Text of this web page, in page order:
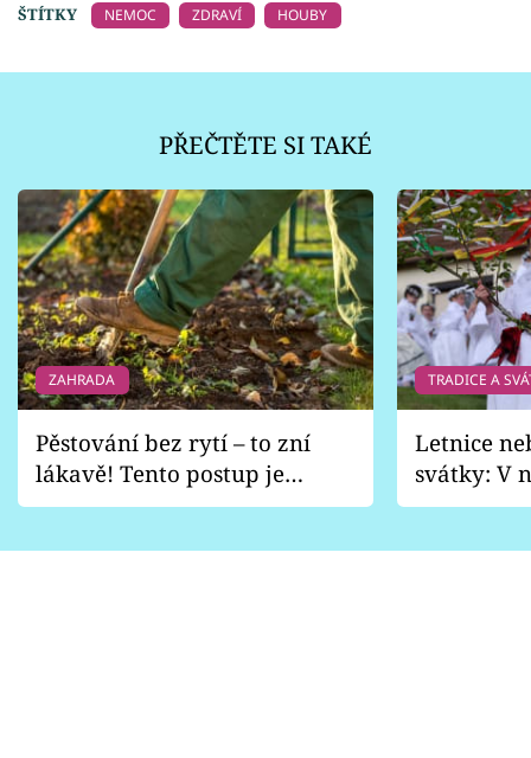
ŠTÍTKY
NEMOC ZDRAVÍ HOUBY
PŘEČTĚTE SI TAKÉ
ZAHRADA
Pěstování bez rytí – to zní
lákavě! Tento postup je
vhodný jen pro některé
TRADICE A
Letnice
svátky: V
pondělí